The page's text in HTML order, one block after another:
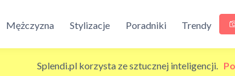
Mężczyzna Stylizacje Poradniki Trendy
Splendi.pl korzysta ze sztucznej inteligencji.